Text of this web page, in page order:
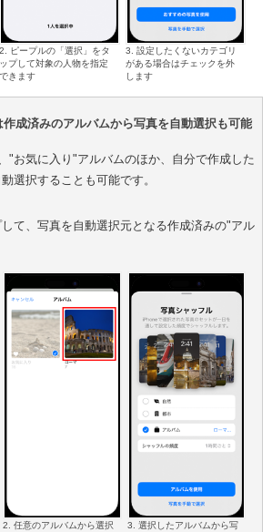
2. ピープルの「選択」をタ
ップして対象の人物を指定
できます
3. 設定したくないカテゴリ
がある場合はチェックを外
します
作成済みのアルバムから写真を自動選択も可能
"お気に入り"アルバムのほか、自分で作成した
選択することも可能です。
して、写真を自動選択元となる作成済みの"アル
2. 任意のアルバムから選択
3. 選択したアルバムから写